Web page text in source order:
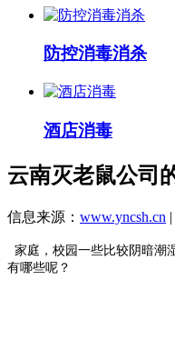
防控消毒消杀
酒店消毒
云南灭老鼠公司
信息来源： www.yncsh.cn
家庭，校园一些比较阴暗潮
有哪些呢？